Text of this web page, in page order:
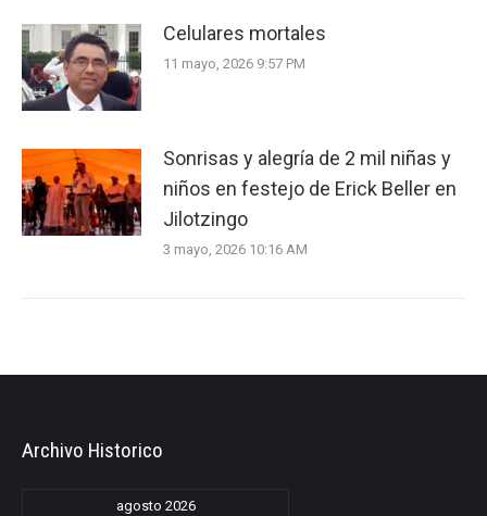
Celulares mortales
11 mayo, 2026 9:57 PM
Sonrisas y alegría de 2 mil niñas y
niños en festejo de Erick Beller en
Jilotzingo
3 mayo, 2026 10:16 AM
Archivo Historico
agosto 2026